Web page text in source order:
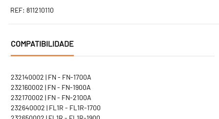
REF: 811210110
COMPATIBILIDADE
232140002 | FN - FN-1700A
232160002 | FN - FN-1900A
232170002 | FN - FN-2100A
232640002 | FL1R - FL1R-1700